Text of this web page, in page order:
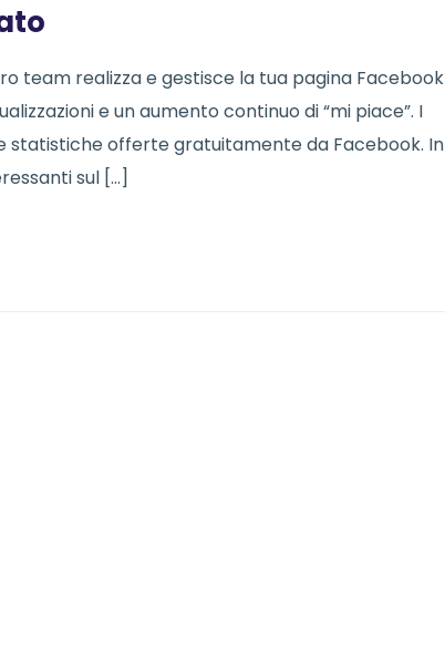
team realizza e gestisce la tua pagina Facebook
e un aumento continuo di “mi piace”. I
statistiche offerte gratuitamente da Facebook. In
sul […]